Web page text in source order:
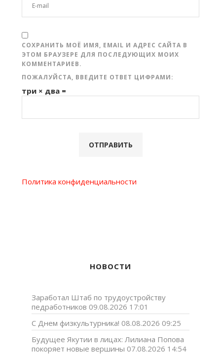
СОХРАНИТЬ МОЁ ИМЯ, EMAIL И АДРЕС САЙТА В
ЭТОМ БРАУЗЕРЕ ДЛЯ ПОСЛЕДУЮЩИХ МОИХ
КОММЕНТАРИЕВ.
ПОЖАЛУЙСТА, ВВЕДИТЕ ОТВЕТ ЦИФРАМИ:
три × два =
Политика конфиденциальности
НОВОСТИ
Заработал Штаб по трудоустройству
педработников 09.08.2026 17:01
С Днем физкультурника! 08.08.2026 09:25
Будущее Якутии в лицах: Лилиана Попова
покоряет новые вершины 07.08.2026 14:54